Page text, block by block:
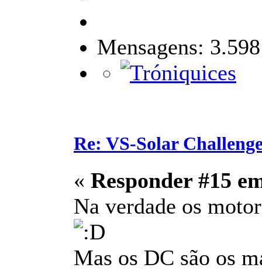
Mensagens: 3.598
Re: VS-Solar
« Responder #15
Na verdade os
Mas os DC são os